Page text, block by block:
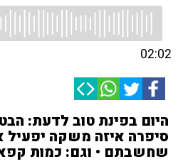
02:02
היום בפינת טוב לדעת:
סיפרה איזה משקה יפעיל
שחשבתם • וגם: כמות